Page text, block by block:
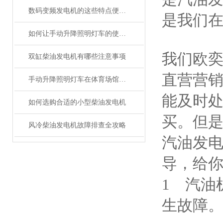
数码变频发电机的这些特点便利了多种行业
如何让手动升降照明灯车的使用期限延长很久？
双缸柴油发电机有哪些注意事项
手动升降照明灯车在体育场馆建设中的实践应用
如何选购合适的小型柴油发电机
风冷柴油发电机故障排查全攻略
是我们
我们欧
直营营
能及时
买。但
汽油发
导，给
1 汽油
生故障